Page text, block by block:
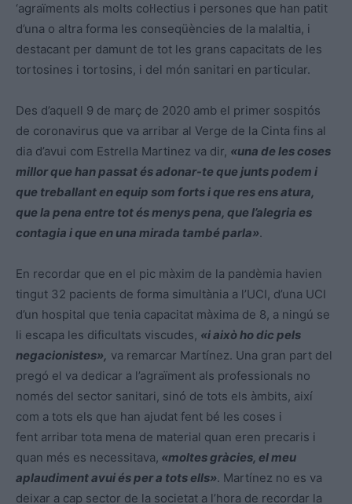
‘agraïments als molts col·lectius i persones que han patit
d’una o altra forma les conseqüències de la malaltia, i
destacant per damunt de tot les grans capacitats de les
tortosines i tortosins, i del món sanitari en particular.
Des d’aquell 9 de març de 2020 amb el primer sospitós
de coronavirus que va arribar al Verge de la Cinta fins al
dia d’avui com Estrella Martinez va dir, «una de les coses
millor que han passat és adonar-te que junts podem i
que treballant en equip som forts i que res ens atura,
que la pena entre tot és menys pena, que l’alegria es
contagia i que en una mirada també parla».
En recordar que en el pic màxim de la pandèmia havien
tingut 32 pacients de forma simultània a l’UCI, d’una UCI
d’un hospital que tenia capacitat màxima de 8, a ningú se
li escapa les dificultats viscudes, «i això ho dic pels
negacionistes», va remarcar Martínez. Una gran part del
pregó el va dedicar a l’agraïment als professionals no
només del sector sanitari, sinó de tots els àmbits, així
com a tots els que han ajudat fent bé les coses i
fent arribar tota mena de material quan eren precaris i
quan més es necessitava, «moltes gràcies, el meu
aplaudiment avui és per a tots ells». Martínez no es va
deixar a cap sector de la societat a l’hora de recordar la